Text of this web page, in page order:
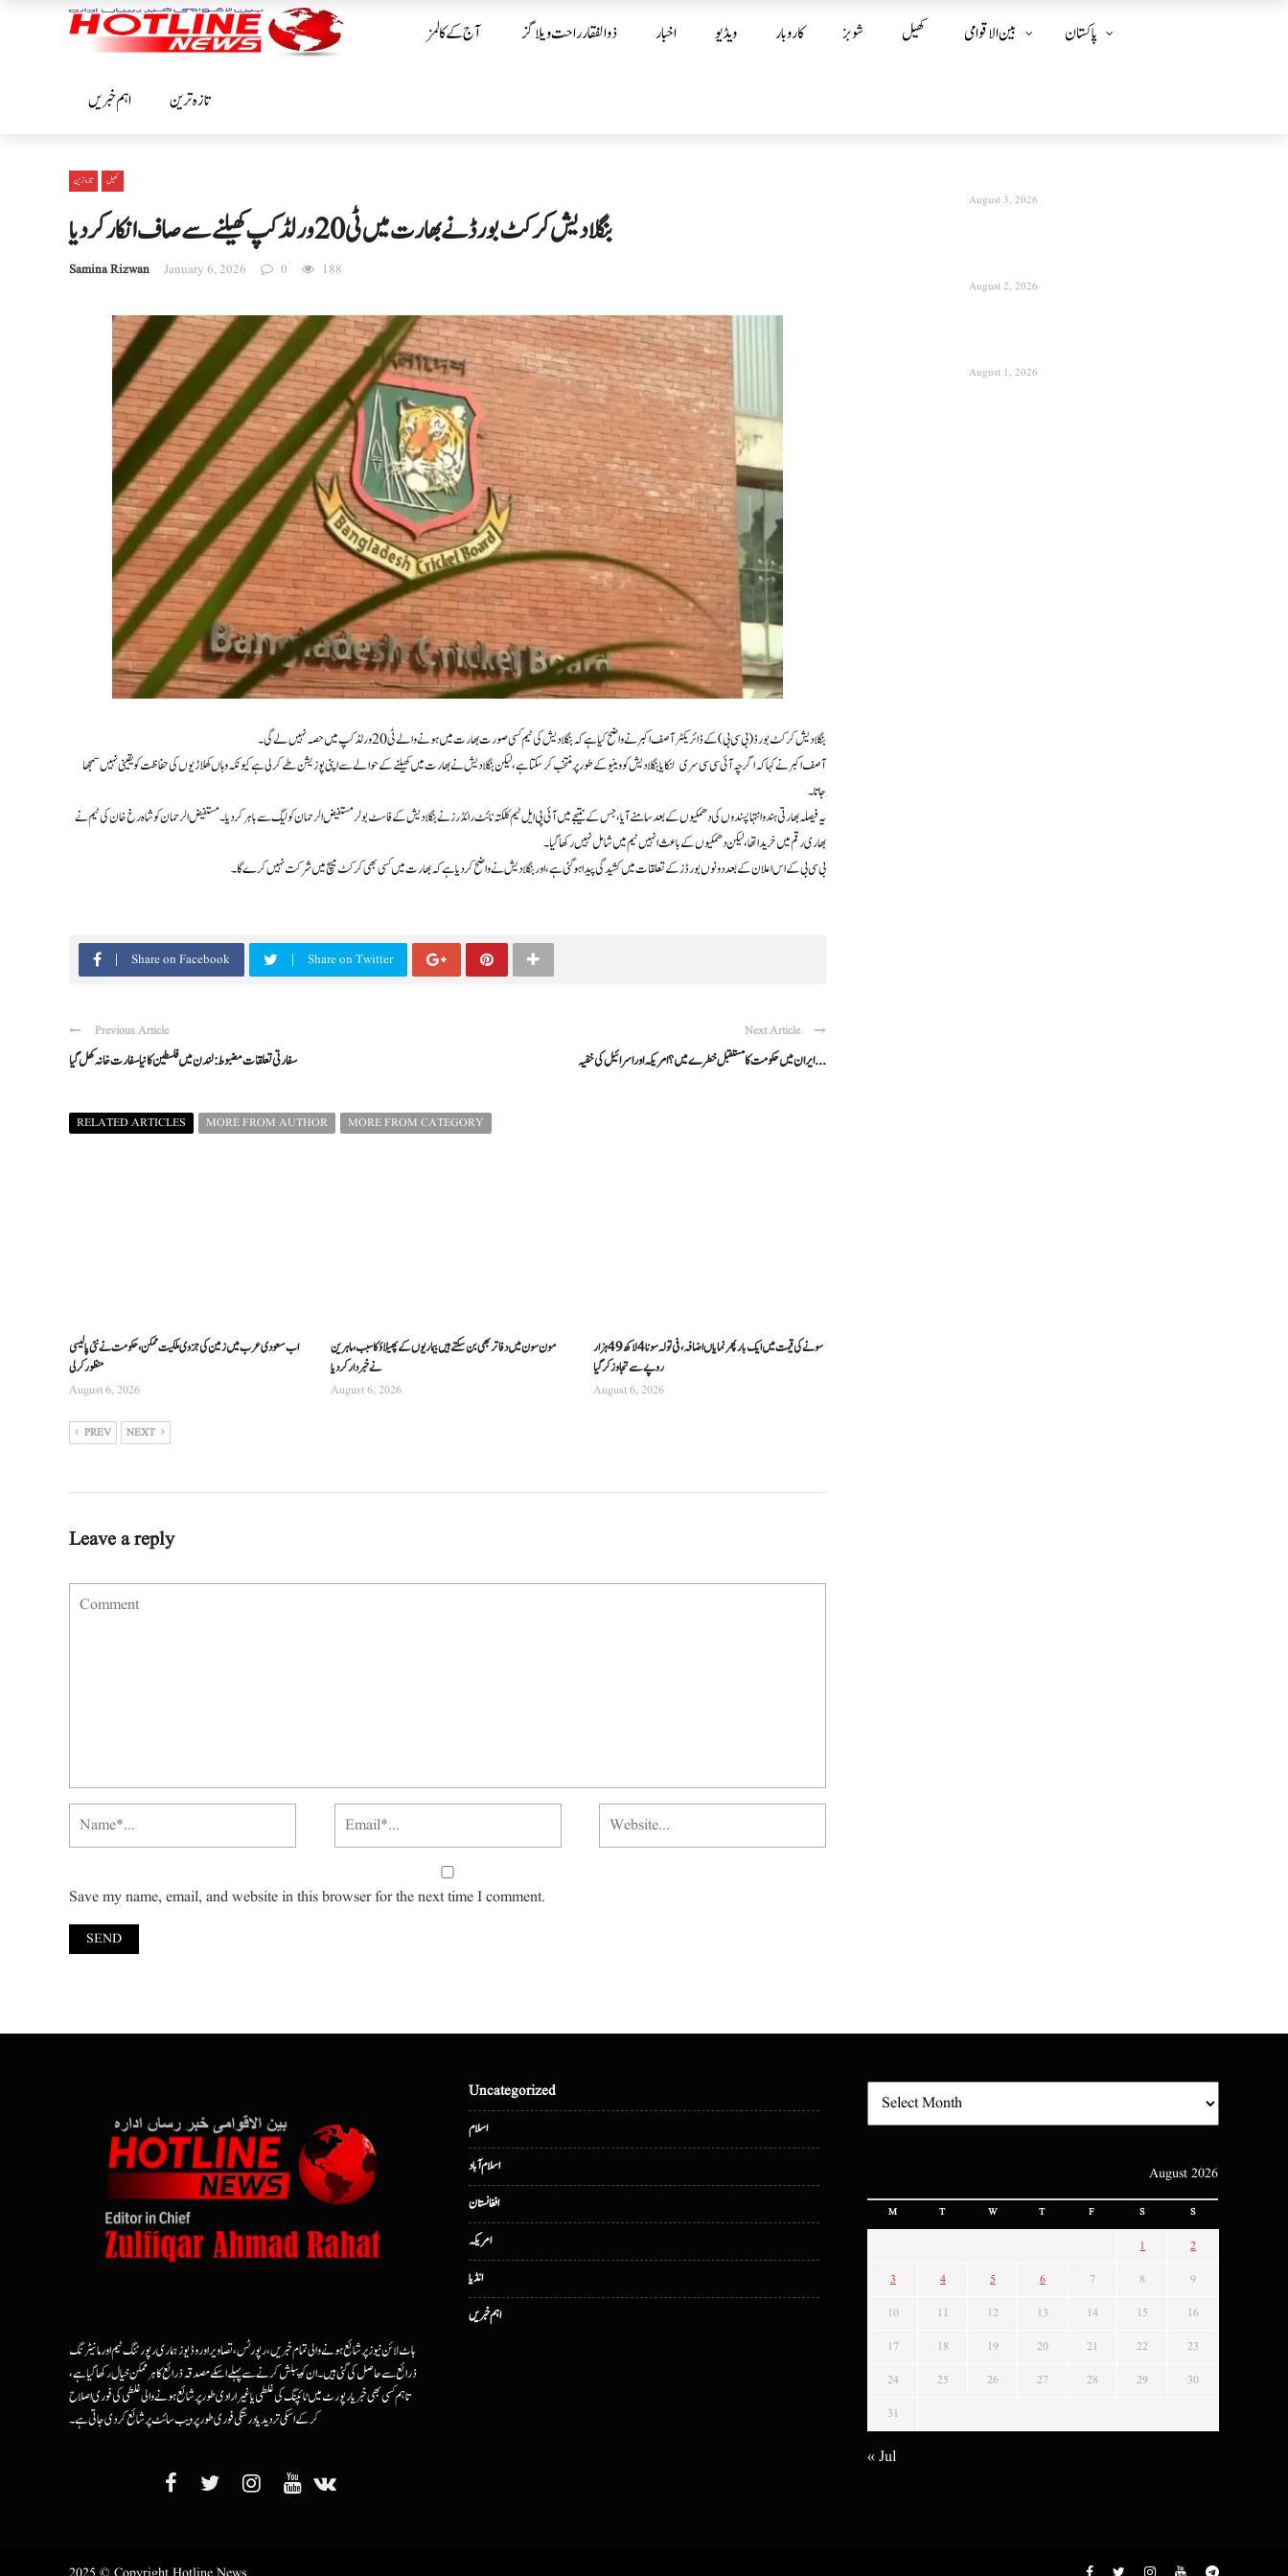
آج کے کالمز ذوالفقار راحت ویلاگز اخبار ویڈیو کاروبار شوبز کھیل بین الا قوامی پاکستان
اہم خبریں تازہ ترین
تازہ ترین کھیل
بنگلا دیش کرکٹ بورڈ نے بھارت میں ٹی 20 ورلڈکپ کھیلنے سے صاف انکار کر دیا
Samina Rizwan January 6, 2026 0 188
بنگلا دیش کرکٹ بورڈ (بی سی بی) کے ڈائریکٹر آصف اکبر نے واضح کیا ہے کہ بنگلا دیش کی ٹیم کسی صورت بھارت میں ہونے والے ٹی 20 ورلڈکپ میں حصہ نہیں لے گی۔
آصف اکبر نے کہا کہ اگرچہ آئی سی سی سری لنکا یا بنگلا دیش کو وینیو کے طور پر منتخب کر سکتا ہے، لیکن بنگلا دیش نے بھارت میں کھیلنے کے حوالے سے اپنی پوزیشن طے کر لی ہے کیونکہ وہاں کھلاڑیوں کی حفاظت کو یقینی نہیں سمجھا
جاتا۔
یہ فیصلہ بھارتی ہندو انتہا پسندوں کی دھمکیوں کے بعد سامنے آیا، جس کے نتیجے میں آئی پی ایل ٹیم کلکتہ نائٹ رائڈرز نے بنگلا دیش کے فاسٹ بولر مستفیض الرحمان کو لیگ سے باہر کر دیا۔ مستفیض الرحمان کو شاہ رخ خان کی ٹیم نے
بھاری رقم میں خریدا تھا، لیکن دھمکیوں کے باعث انہیں ٹیم میں شامل نہیں رکھا گیا۔
بی سی بی کے اس اعلان کے بعد دونوں بورڈز کے تعلقات میں کشیدگی پیدا ہو گئی ہے، اور بنگلا دیش نے واضح کر دیا ہے کہ بھارت میں کسی بھی کرکٹ میچ میں شرکت نہیں کرے گا۔
Share on Facebook Share on Twitter
Previous Article
سفارتی تعلقات مضبوط: لندن میں فلسطین کا نیا سفارت خانہ کھل گیا
Next Article
ایران میں حکومت کا مستقبل خطرے میں؟ امریکہ اور اسرائیل کی خفیہ ...
RELATED ARTICLES MORE FROM AUTHOR MORE FROM CATEGORY
اب سعودی عرب میں زمین کی جزوی ملکیت ممکن، حکومت نے نئی پالیسی
منظور کرلی
August 6, 2026
مون سون میں دفاتر بھی بن سکتے ہیں بیماریوں کے پھیلاؤ کا سبب، ماہرین
نے خبردار کر دیا
August 6, 2026
سونے کی قیمت میں ایک بار پھر نمایاں اضافہ، فی تولہ سونا 4 لاکھ 49 ہزار
روپے سے تجاوز کرگیا
August 6, 2026
PREV NEXT
Leave a reply
Save my name, email, and website in this browser for the next time I comment.
August 3, 2026
August 2, 2026
August 1, 2026
ہاٹ لائن نیوز پر شائع ہونے والی تمام خبریں، رپورٹس، تصاویر اور وڈیوز ہماری رپورٹنگ ٹیم اور مانیٹرنگ
ذرائع سے حاصل کی گئی ہیں۔ ان کو پبلش کرنے سے پہلے اسکے مصدقہ ذرائع کا ہرممکن خیال رکھا گیا ہے،
تاہم کسی بھی خبر یا رپورٹ میں ٹائپنگ کی غلطی یا غیرارادی طور پر شائع ہونے والی غلطی کی فوری اصلاح
کرکے اسکی تردید یا درستگی فوری طور پر ویب سائٹ پر شائع کردی جاتی ہے۔
Uncategorized
اسلام
اسلام آباد
افغانستان
امریکہ
انڈیا
اہم خبریں
August 2026
M T W T F S S
1 2
3 4 5 6 7 8 9
10 11 12 13 14 15 16
17 18 19 20 21 22 23
24 25 26 27 28 29 30
31
« Jul